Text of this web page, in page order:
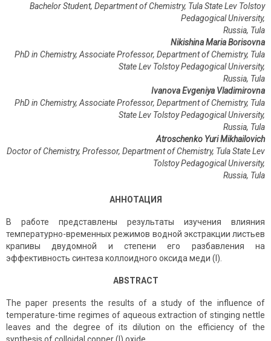
Bachelor Student, Department of Chemistry, Tula State Lev Tolstoy
Pedagogical University,
Russia, Tula
Nikishina Maria Borisovna
PhD in Chemistry, Associate Professor, Department of Chemistry, Tula
State Lev Tolstoy Pedagogical University,
Russia, Tula
Ivanova Evgeniya Vladimirovna
PhD in Chemistry, Associate Professor, Department of Chemistry, Tula
State Lev Tolstoy Pedagogical University,
Russia, Tula
Atroschenko Yuri Mikhailovich
Doctor of Chemistry, Professor, Department of Chemistry, Tula State Lev
Tolstoy Pedagogical University,
Russia, Tula
АННОТАЦИЯ
В работе представлены результаты изучения влияния
температурно-временных режимов водной экстракции листьев
крапивы двудомной и степени его разбавления на
эффективность синтеза коллоидного оксида меди (I).
ABSTRACT
The paper presents the results of a study of the influence of
temperature-time regimes of aqueous extraction of stinging nettle
leaves and the degree of its dilution on the efficiency of the